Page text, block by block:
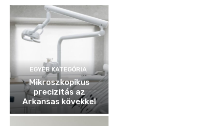
EGYÉB KATEGÓRIA
Mikroszkopikus
precizitás az
Arkansas kövekkel